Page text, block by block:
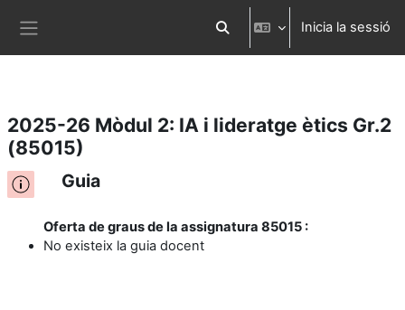
Ves al contingut principal Commuta l'entrada de la cerca
Inicia la sessió
2025-26 Mòdul 2: IA i lideratge ètics Gr.2
(85015)
Guia
Oferta de graus de la assignatura 85015 :
No existeix la guia docent